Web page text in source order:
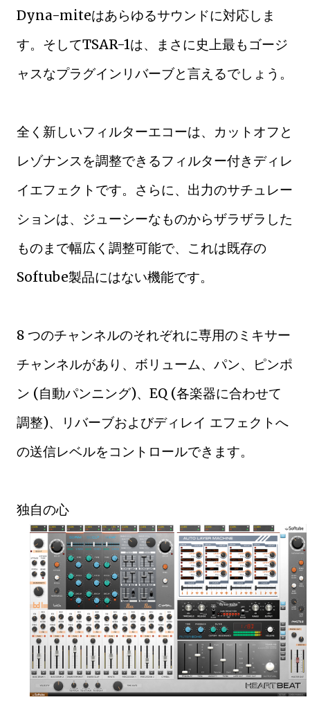
Dyna-miteはあらゆるサウンドに対応しま
す。そしてTSAR-1は、まさに史上最もゴージ
ャスなプラグインリバーブと言えるでしょう。
全く新しいフィルターエコーは、カットオフと
レゾナンスを調整できるフィルター付きディレ
イエフェクトです。さらに、出力のサチュレー
ションは、ジューシーなものからザラザラした
ものまで幅広く調整可能で、これは既存の
Softube製品にはない機能です。
8 つのチャンネルのそれぞれに専用のミキサー
チャンネルがあり、ボリューム、パン、ピンポ
ン (自動パンニング)、EQ (各楽器に合わせて
調整)、リバーブおよびディレイ エフェクトへ
の送信レベルをコントロールできます。
独自の心